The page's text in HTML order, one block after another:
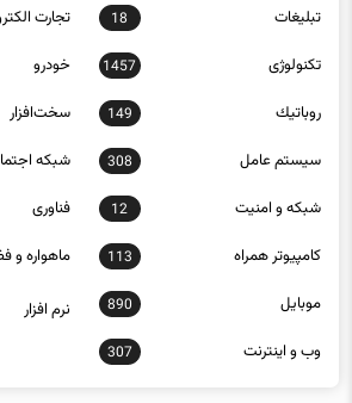
تبلیغات 18 تجارت
تکنولوژی 1457 خودرو
روباتيك 149 سخت‌افزار
سيستم عامل 308 شبكه
شبكه و امنيت 12 فناوری
كامپيوتر همراه 113 ماهواره و
موبايل 890 نرم افزار
وب و اينترنت 307